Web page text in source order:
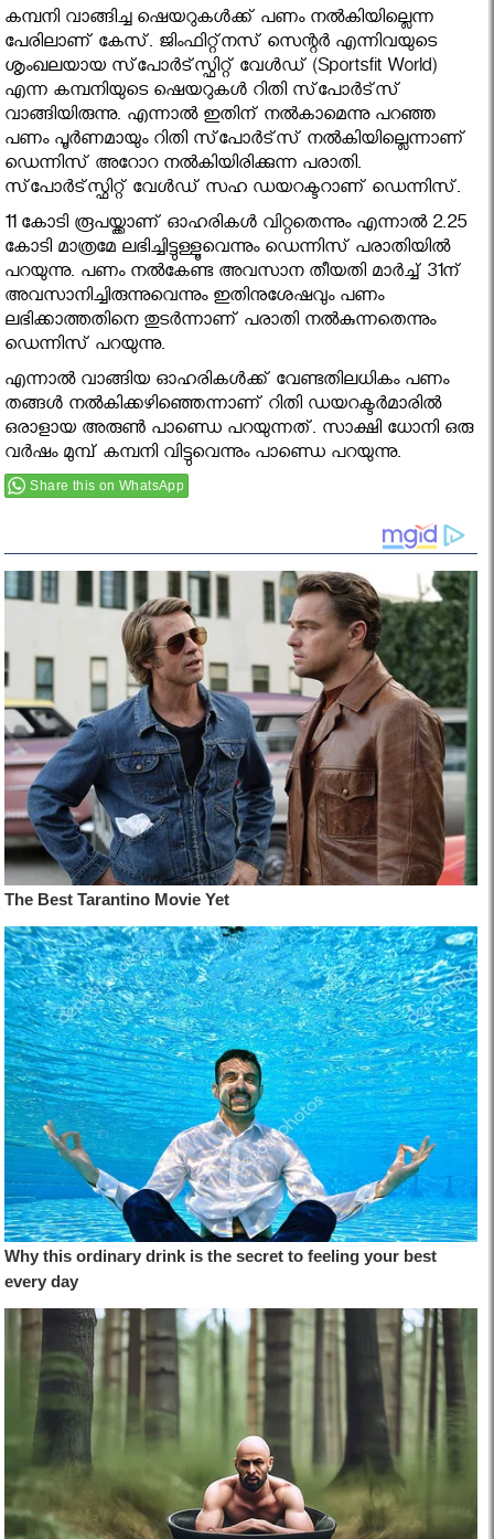
കമ്പനി വാങ്ങിച്ച ഷെയറുകള്‍ക്ക് പണം നല്‍കിയില്ലെന്ന
പേരിലാണ് കേസ്. ജിംഫിറ്റ്‌നസ് സെന്റര്‍ എന്നിവയുടെ
ശൃംഖലയായ സ്‌പോര്‍ട്‌സ്ഫിറ്റ് വേള്‍ഡ് (Sportsfit World)
എന്ന കമ്പനിയുടെ ഷെയറുകള്‍ റിതി സ്‌പോര്‍ട്‌സ്
വാങ്ങിയിരുന്നു. എന്നാല്‍ ഇതിന് നല്‍കാമെന്നു പറഞ്ഞ
പണം പൂര്‍ണമായും റിതി സ്‌പോര്‍ട്‌സ് നല്‍കിയില്ലെന്നാണ്
ഡെന്നിസ് അറോറ നല്‍കിയിരിക്കുന്ന പരാതി.
സ്‌പോര്‍ട്‌സ്ഫിറ്റ് വേള്‍ഡ് സഹ ഡയറക്ടറാണ് ഡെന്നിസ്.
11 കോടി രൂപയ്ക്കാണ് ഓഹരികള്‍ വിറ്റതെന്നും എന്നാല്‍ 2.25
കോടി മാത്രമേ ലഭിച്ചിട്ടുള്ളൂവെന്നും ഡെന്നിസ് പരാതിയില്‍
പറയുന്നു. പണം നല്‍കേണ്ട അവസാന തീയതി മാര്‍ച്ച് 31ന്
അവസാനിച്ചിരുന്നുവെന്നും ഇതിനുശേഷവും പണം
ലഭിക്കാത്തതിനെ തുടര്‍ന്നാണ് പരാതി നല്‍കുന്നതെന്നും
ഡെന്നിസ് പറയുന്നു.
എന്നാല്‍ വാങ്ങിയ ഓഹരികള്‍ക്ക് വേണ്ടതിലധികം പണം
തങ്ങള്‍ നല്‍കിക്കഴിഞ്ഞെന്നാണ് റിതി ഡയറക്ടര്‍മാരില്‍
ഒരാളായ അരുണ്‍ പാണ്ഡെ പറയുന്നത്. സാക്ഷി ധോനി ഒരു
വര്‍ഷം മുമ്പ് കമ്പനി വിട്ടുവെന്നും പാണ്ഡെ പറയുന്നു.
Share this on WhatsApp